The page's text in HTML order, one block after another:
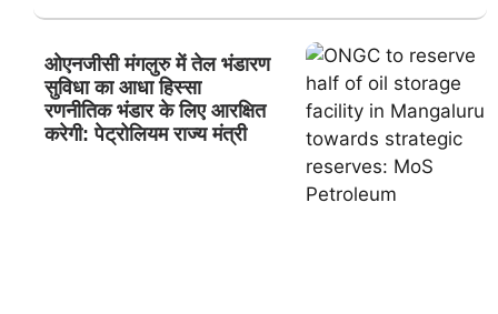
ओएनजीसी मंगलुरु में तेल भंडारण
सुविधा का आधा हिस्सा
रणनीतिक भंडार के लिए आरक्षित
करेगी: पेट्रोलियम राज्य मंत्री